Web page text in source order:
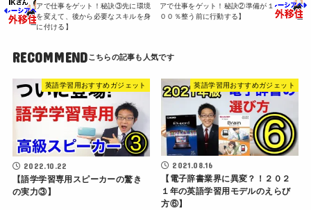
アで仕事をゲット！秘訣③先に環境
を変えて、後から必要なスキルを身
に付ける】
アで仕事をゲット！秘訣②準備が１
００％整う前に行動する】
RECOMMEND
英語学習用おすすめガジェット
2022.10.22
【語学学習専用スピーカーの驚き
の実力③】
英語学習用おすすめガジェット
2021.08.16
【電子辞書業界に異変？！２０２
１年の英語学習用モデルのえらび
方⑥】